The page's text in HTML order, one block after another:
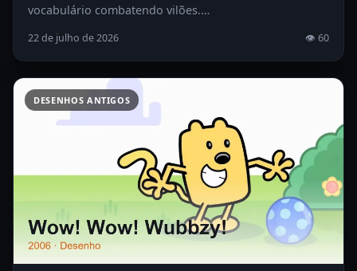
vocabulário combatendo vilões.…
22 de julho de 2026 👁 60
DESENHOS ANTIGOS